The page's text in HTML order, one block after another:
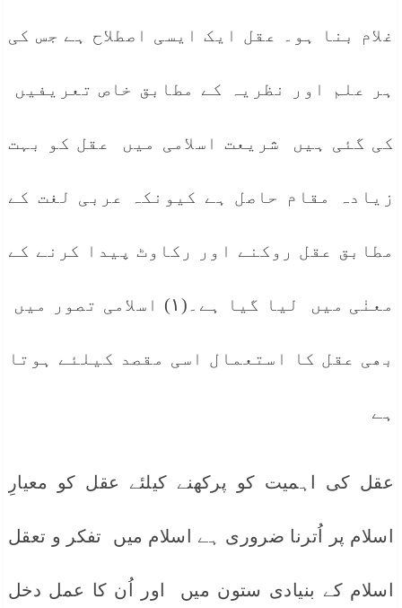
غلام بنا ہو۔ عقل ایک ایسی اصطلاح ہے جس کی
ہر علم اور نظریہ کے مطابق خاص تعریفیں
کی گئی ہیں شریعت اسلامی میں عقل کو بہت
زیادہ مقام حاصل ہے کیونکہ عربی لغت کے
مطابق عقل روکنے اور رکاوٹ پیدا کرنے کے
معنٰی میں لیا گیا ہے۔(١) اسلامی تصور میں
بھی عقل کا استعمال اسی مقصد کیلئے ہوتا
ہے
عقل کی اہمیت کو پرکھنے کیلئے عقل کو معیارِ
اسلام پر اُترنا ضروری ہے اسلام میں تفکر و تعقل
اسلام کے بنیادی ستون میں اور اُن کا عمل دخل